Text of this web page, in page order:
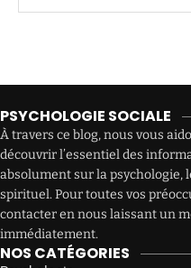
PSYCHOLOGIE SOCIALE
À travers ce blog, nous vous
découvrir l’essentiel des
absolument sur la psychologie,
spirituel. Pour toutes vos
contacter en nous laissant un
immédiatement.
NOS CATÉGORIES